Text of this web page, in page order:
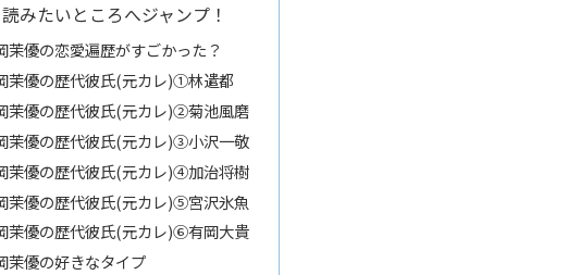
読みたいところへジャンプ！
茉優の恋愛遍歴がすごかった？
茉優の歴代彼氏(元カレ)①林遣都
茉優の歴代彼氏(元カレ)②菊池風磨
茉優の歴代彼氏(元カレ)③小沢一敬
茉優の歴代彼氏(元カレ)④加治将樹
茉優の歴代彼氏(元カレ)⑤宮沢氷魚
茉優の歴代彼氏(元カレ)⑥有岡大貴
茉優の好きなタイプ